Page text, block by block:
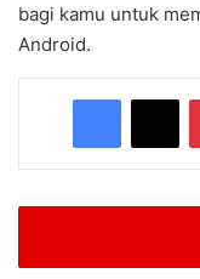
bagi kamu untuk
Android.
Facebook
X